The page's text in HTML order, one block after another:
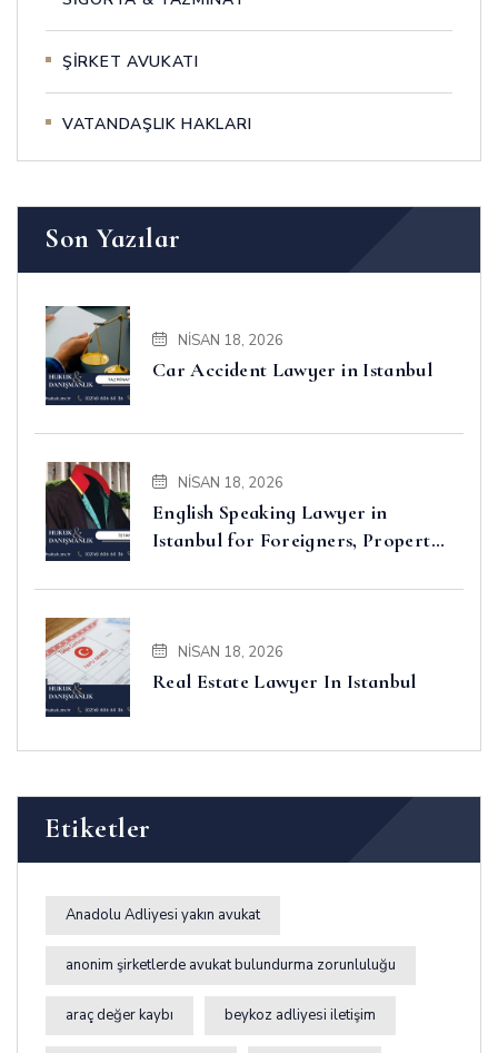
ŞİRKET AVUKATI
VATANDAŞLIK HAKLARI
Son Yazılar
NISAN 18, 2026
Car Accident Lawyer in Istanbul
NISAN 18, 2026
English Speaking Lawyer in
Istanbul for Foreigners, Property,
NISAN 18, 2026
Real Estate Lawyer In Istanbul
Etiketler
Anadolu Adliyesi yakın avukat
anonim şirketlerde avukat bulundurma zorunluluğu
araç değer kaybı beykoz adliyesi iletişim